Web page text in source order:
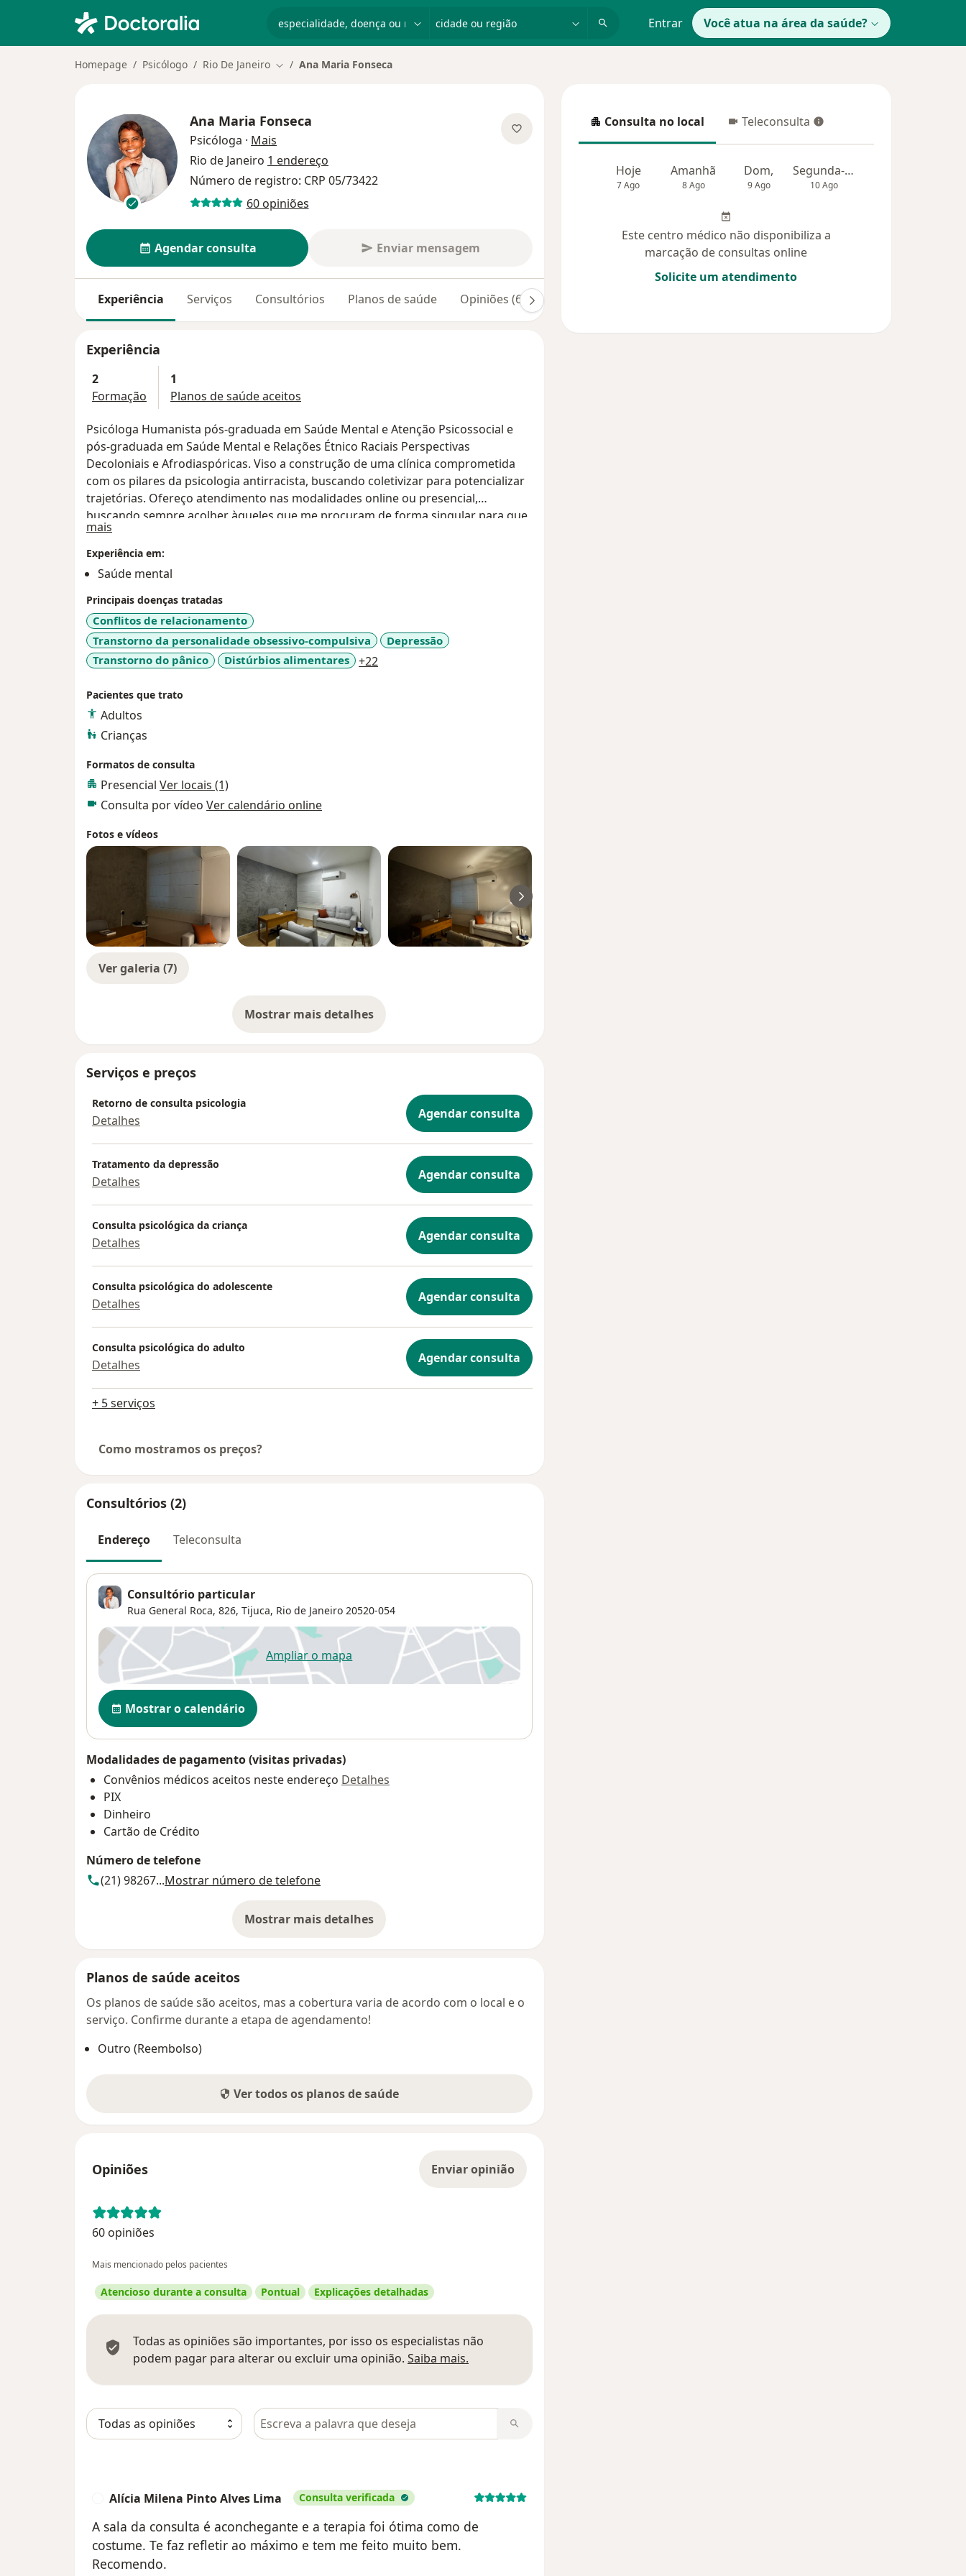
Entrar Você atua na área da saúde?
Homepage Psicólogo Rio De Janeiro Mudar de cidade
Ana Maria Fonseca
Ana Maria Fonseca
Psicóloga · Mais
Rio de Janeiro 1 endereço
Número de registro: CRP 05/73422
60 opiniões
Agendar consulta Enviar mensagem
Experiência Serviços Consultórios Planos de saúde Opiniões (60)
Experiência
2
Formação
1
Planos de saúde aceitos
Psicóloga Humanista pós-graduada em Saúde Mental e Atenção Psicossocial e
pós-graduada em Saúde Mental e Relações Étnico Raciais Perspectivas
Decoloniais e Afrodiaspóricas. Viso a construção de uma clínica comprometida
com os pilares da psicologia antirracista, buscando coletivizar para potencializar
trajetórias. Ofereço atendimento nas modalidades online ou presencial,
buscando sempre acolher àqueles que me procuram de forma singular para que
possa atuar como facilitadora do encontro, ou reencontro, do
indivíduo consigo mesmo.
mais
Experiência em:
Saúde mental
Principais doenças tratadas
Conflitos de relacionamento
Transtorno da personalidade obsessivo-compulsiva
Depressão
Transtorno do pânico
Distúrbios alimentares +22
Pacientes que trato
Adultos
Crianças
Formatos de consulta
Presencial Ver locais (1)
Consulta por vídeo Ver calendário online
Fotos e vídeos
Ver galeria (7)
Mostrar mais detalhes
sobre a experiência
Serviços e preços
Retorno de consulta psicologia
Detalhes Agendar consulta
Tratamento da depressão
Detalhes Agendar consulta
Consulta psicológica da criança
Detalhes Agendar consulta
Consulta psicológica do adolescente
Detalhes Agendar consulta
Consulta psicológica do adulto
Detalhes Agendar consulta
+ 5 serviços
Como mostramos os preços?
Consultórios (2)
Endereço Teleconsulta
Consultório particular
Rua General Roca, 826, Tijuca, Rio de Janeiro 20520-054
Ampliar o mapaabre num novo separador
Disponibilidade
Mostrar o calendário
Modalidades de pagamento (visitas privadas)
Convênios médicos aceitos neste endereço Detalhes
PIX
Dinheiro
Cartão de Crédito
Número de telefone
(21) 98267...Mostrar número de telefone
Mostrar mais detalhes
sobre o endereço
Planos de saúde aceitos
Os planos de saúde são aceitos, mas a cobertura varia de acordo com o local e o
serviço. Confirme durante a etapa de agendamento!
Outro (Reembolso)
Ver todos os planos de saúde
Opiniões Enviar opinião
60 opiniões
Mais mencionado pelos pacientes
Atencioso durante a consulta Pontual Explicações detalhadas
Todas as opiniões são importantes, por isso os especialistas não
podem pagar para alterar ou excluir uma opinião. Saiba mais.
Pesquisar em opiniões
Alícia Milena Pinto Alves Lima Consulta verificada
A sala da consulta é aconchegante e a terapia foi ótima como de
costume. Te faz refletir ao máximo e tem me feito muito bem.
Recomendo.
Consulta no local
Consulta no local Teleconsulta
Teleconsulta
Hoje
7 Ago
Amanhã
8 Ago
Dom,
9 Ago
Segunda-feira
10 Ago
Este centro médico não disponibiliza a
marcação de consultas online
Solicite um atendimento